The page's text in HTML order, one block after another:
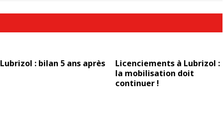
Lubrizol : bilan 5 ans après
Licenciements à ­Lubrizol :
la mobilisation doit
continuer !